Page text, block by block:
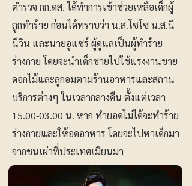
ตำรวจ กก.ดส. ได้ทำการเข้าช่วยเหลือเด็กผู้
ถูกทำร้าย ก่อนได้ทราบว่า น.ส.โซโซ น.ส.นี
นีวิน และนายอูแซร์ ผู้ดูแลเป็นผู้ทำร้าย
ร่างกาย โดยจะนำเด็กชายไปใช้แรงงานขาย
ดอกไม้และลูกอมตามร้านอาหารและสถาน
บริการต่างๆ ในเวลากลางคืน ตั้งแต่เวลา
15.00-03.00 น. หาก ทำยอดไม่ได้จะทำร้าย
ร่างกายและให้อดอาหาร โดยจะไปหาเด็กมา
จากชนเผ่าที่ประเทศเมียนมา